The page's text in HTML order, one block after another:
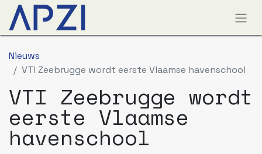
Nieuws
VTI Zeebrugge wordt eerste Vlaamse havenschool
VTI Zeebrugge wordt
eerste Vlaamse
havenschool